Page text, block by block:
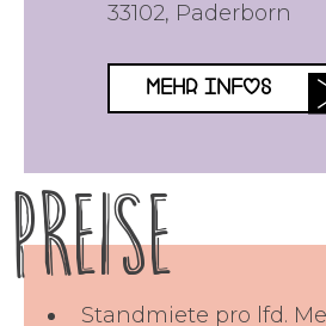
33102, Paderborn
MEHR INFOS
Preise
Standmiete pro lfd.